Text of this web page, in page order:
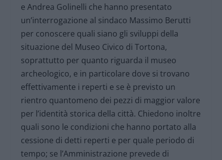
e Andrea Golinelli che hanno presentato
un’interrogazione al sindaco Massimo Berutti
per conoscere quali siano gli sviluppi della
situazione del Museo Civico di Tortona,
soprattutto per quanto riguarda il museo
archeologico, e in particolare dove si trovano
effettivamente i reperti e se è previsto un
rientro quantomeno dei pezzi di maggior valore
per l’identità storica della città. Chiedono inoltre
quali sono le condizioni che hanno portato alla
cessione di detti reperti e per quale periodo di
tempo; se l’Amministrazione prevede di